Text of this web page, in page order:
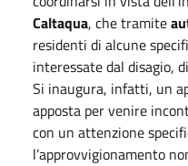
Caltaqua, che tramite
residenti di alcune
interessate dal disagio, di
Si inaugura, infatti, un
apposta per venire
con un attenzione
l’approvvigionamento